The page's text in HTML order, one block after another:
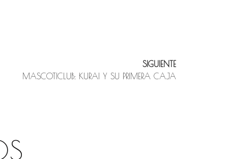
SIGUIENTE
MASCOTICLUB: KURAI Y SU PRIMERA CAJA